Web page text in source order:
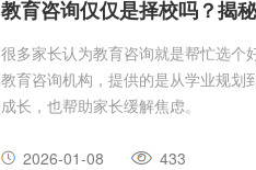
教育咨询仅仅是择校吗？揭
很多家长认为教育咨询就是帮忙选个
教育咨询机构，提供的是从学业规划
成长，也帮助家长缓解焦虑。
2026-01-08 433